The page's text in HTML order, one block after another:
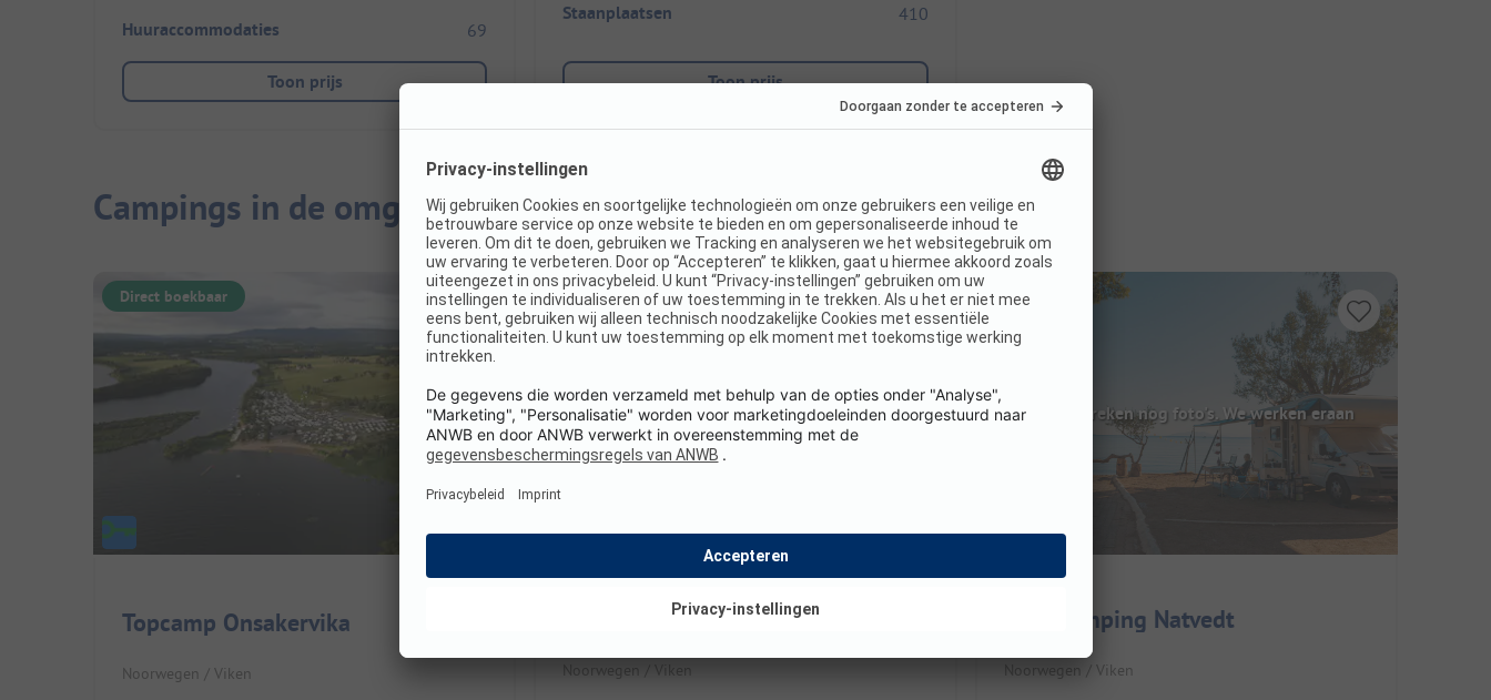
Huuraccommodaties 69
Toon prijs
Staanplaatsen 410
Toon prijs
Campings in de omgeving
Direct boekbaar
Topcamp Onsakervika
Noorwegen / Viken
Hier ontbreken nog foto's. We werken eraan
Olberg Camping
Noorwegen / Viken
Hier ontbreken nog foto's. We werken eraan
NAF-Camping Natvedt
Noorwegen / Viken